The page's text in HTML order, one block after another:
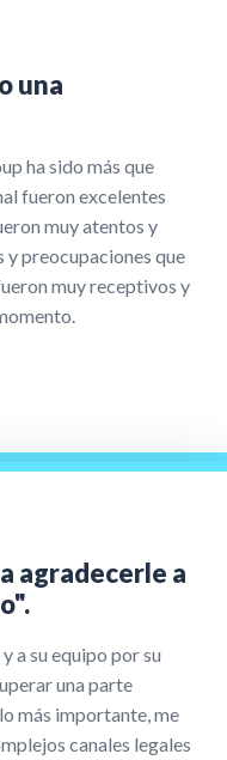
una
ha sido más que
fueron excelentes
muy atentos y
y preocupaciones que
muy receptivos y
agradecerle a
a su equipo por su
una parte
más importante, me
canales legales